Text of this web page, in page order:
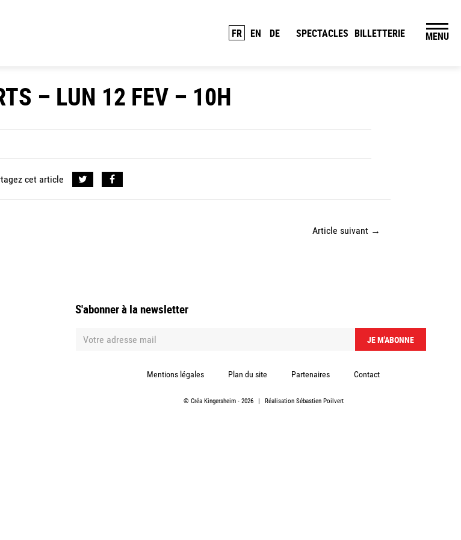
FR EN DE SPECTACLES BILLETTERIE MENU
– LUN 12 FEV – 10H
cet article
Article suivant →
S'abonner à la newsletter
Mentions légales Plan du site Partenaires Contact
© Créa Kingersheim- 2026 Réalisation Sébastien Poilvert